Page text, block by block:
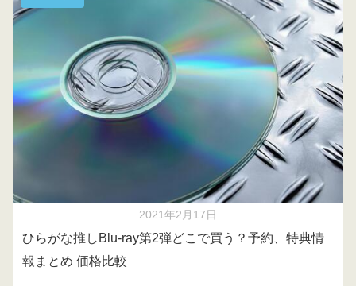
2021年2月17日
ひらがな推しBlu-ray第2弾どこで買う？予約、特典情
報まとめ 価格比較